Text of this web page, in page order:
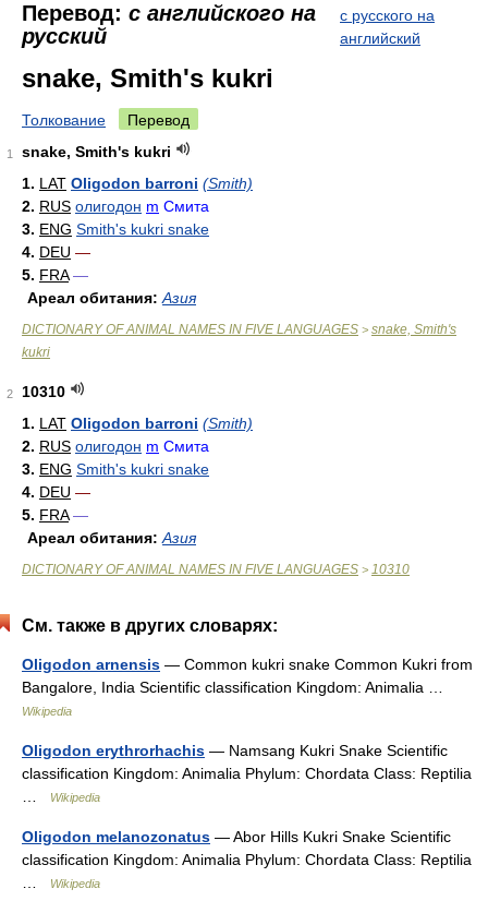
Перевод: с английского на
русский
с русского на
английский
snake, Smith's kukri
Толкование Перевод
1
snake, Smith's kukri
1. LAT Oligodon barroni (Smith)
2. RUS олигодон m Смита
3. ENG Smith's kukri snake
4. DEU —
5. FRA —
Ареал обитания: Азия
DICTIONARY OF ANIMAL NAMES IN FIVE LANGUAGES > snake, Smith's
kukri
2
10310
1. LAT Oligodon barroni (Smith)
2. RUS олигодон m Смита
3. ENG Smith's kukri snake
4. DEU —
5. FRA —
Ареал обитания: Азия
DICTIONARY OF ANIMAL NAMES IN FIVE LANGUAGES > 10310
См. также в других словарях:
Oligodon arnensis — Common kukri snake Common Kukri from
Bangalore, India Scientific classification Kingdom: Animalia …
Wikipedia
Oligodon erythrorhachis — Namsang Kukri Snake Scientific
classification Kingdom: Animalia Phylum: Chordata Class: Reptilia
Wikipedia
Oligodon melanozonatus — Abor Hills Kukri Snake Scientific
classification Kingdom: Animalia Phylum: Chordata Class: Reptilia
Wikipedia